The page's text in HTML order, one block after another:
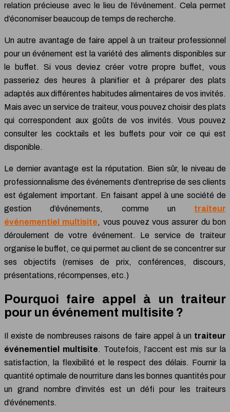
relation précieuse avec le lieu de l’événement. Cela permet
d’économiser beaucoup de temps de recherche.
Un autre avantage de faire appel à un traiteur professionnel
pour un événement est la variété des aliments disponibles sur
le buffet. Si vous deviez créer votre propre buffet, vous
passeriez des heures à planifier et à préparer des plats
adaptés aux différentes habitudes alimentaires de vos invités.
Mais avec un service de traiteur, vous pouvez choisir des plats
qui correspondent aux goûts de vos invités. Vous pouvez
consulter les cocktails et les buffets pour voir ce qui est
disponible.
Le dernier avantage est la réputation. Bien sûr, le niveau de
professionnalisme des événements d’entreprise de ses clients
est également important. En faisant appel à une société de
gestion d’événements, comme un traiteur
événementiel multisite, vous pouvez vous assurer du bon
déroulement de votre événement. Le service de traiteur
organise le buffet, ce qui permet au client de se concentrer sur
ses objectifs (remises de prix, conférences, discours,
présentations, récompenses, etc.)
Pourquoi faire appel à un traiteur
pour un événement multisite ?
Il existe de nombreuses raisons de faire appel à un traiteur
événementiel multisite. Toutefois, l’accent est mis sur la
satisfaction, la flexibilité et le respect des délais. Fournir la
quantité optimale de nourriture dans les bonnes quantités pour
un grand nombre d’invités est un défi pour les traiteurs
d’événements.